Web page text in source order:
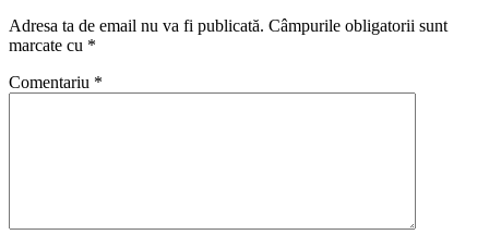
Adresa ta de email nu va fi publicată. Câmpurile obligatorii sunt
marcate cu *
Comentariu *